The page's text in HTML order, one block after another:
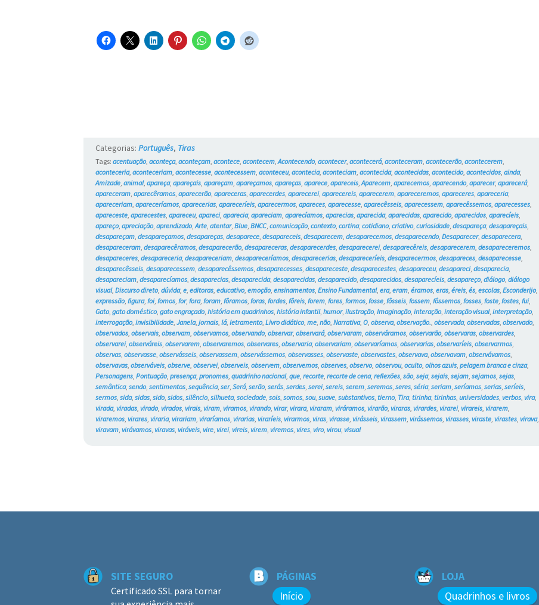
Categorias:Português, Tiras
Tags:acentuação,aconteça,aconteçam,acontece,acontecem,Acontecendo,acontecer,acontecerá,aconteceram,acontecerão,acontecerem,
aconteceria,aconteceriam,acontecesse,acontecessem,aconteceu,acontecia,aconteciam,acontecida,acontecidas,acontecido,acontecidos,ainda,
Amizade,animal,apareça,apareçais,apareçam,apareçamos,apareças,aparece,apareceis,Aparecem,aparecemos,aparecendo,aparecer,aparecerá,
apareceram,aparecêramos,aparecerão,apareceras,aparecerdes,aparecerei,aparecereis,aparecerem,apareceremos,apareceres,apareceria,
apareceriam,apareceríamos,aparecerias,apareceríeis,aparecermos,apareces,aparecesse,aparecêsseis,aparecessem,aparecêssemos,aparecesses,
apareceste,aparecestes,apareceu,apareci,aparecia,apareciam,aparecíamos,aparecias,aparecida,aparecidas,aparecido,aparecidos,aparecíeis,
apareço,apreciação,aprendizado,Arte,atentar,Blue,BNCC,comunicação,contexto,cortina,cotidiano,criativo,curiosidade,desapareça,desapareçais,
desapareçam,desapareçamos,desapareças,desaparece,desapareceis,desaparecem,desaparecemos,desaparecendo,Desaparecer,desaparecera,
desapareceram,desaparecêramos,desaparecerão,desapareceras,desaparecerdes,desaparecerei,desaparecêreis,desaparecerem,desapareceremos,
desapareceres,desapareceria,desapareceriam,desapareceríamos,desaparecerias,desapareceríeis,desaparecermos,desapareces,desaparecesse,
desaparecêsseis,desaparecessem,desaparecêssemos,desaparecesses,desapareceste,desaparecestes,desapareceu,desapareci,desaparecia,
desapareciam,desaparecíamos,desaparecias,desaparecida,desaparecidas,desaparecido,desaparecidos,desaparecíeis,desapareço,diálogo,diálogo
visual,Discurso direto,dúvida,e,editoras,educativo,emoção,ensinamentos,Ensino Fundamental,era,eram,éramos,eras,éreis,és,escolas,Esconderijo,
expressão,figura,foi,fomos,for,fora,foram,fôramos,foras,fordes,fôreis,forem,fores,formos,fosse,fôsseis,fossem,fôssemos,fosses,foste,fostes,fui,
Gato,gato doméstico,gato engraçado,história em quadrinhos,história infantil,humor,ilustração,Imaginação,interação,interação visual,interpretação,
interrogação,invisibilidade,Janela,jornais,lá,letramento,Livro didático,me,não,Narrativa,O,observa,observação.,observada,observadas,observado,
observados,observais,observam,observamos,observando,observar,observará,observaram,observáramos,observarão,observaras,observardes,
observarei,observáreis,observarem,observaremos,observares,observaria,observariam,observaríamos,observarias,observaríeis,observarmos,
observas,observasse,observásseis,observassem,observássemos,observasses,observaste,observastes,observava,observavam,observávamos,
observavas,observáveis,observe,observei,observeis,observem,observemos,observes,observo,observou,oculto,olhos azuis,pelagem branca e cinza,
Personagens,Pontuação,presença,pronomes,quadrinho nacional,que,recorte,recorte de cena,reflexões,são,seja,sejais,sejam,sejamos,sejas,
semântica,sendo,sentimentos,sequência,ser,Será,serão,serás,serdes,serei,sereis,serem,seremos,seres,séria,seriam,seríamos,serias,seríeis,
sermos,sida,sidas,sido,sidos,silêncio,silhueta,sociedade,sois,somos,sou,suave,substantivos,tierno, Tira,tirinha,tirinhas,universidades,verbos,vira,
virada,viradas,virado,virados,virais,viram,viramos,virando,virar,virara,viraram,viráramos,virarão,viraras,virardes,virarei,virareis,virarem,
viraremos,virares,viraria,virariam,viraríamos,virarias,viraríeis,virarmos,viras,virasse,virásseis,virassem,virássemos,virasses,viraste,virastes,virava,
viravam,virávamos,viravas,viráveis,vire,virei,vireis,virem,viremos,vires,viro,virou,visual
SITE SEGURO
Certificado SSL para tornar
PÁGINAS
Início
LOJA
Quadrinhos e livros